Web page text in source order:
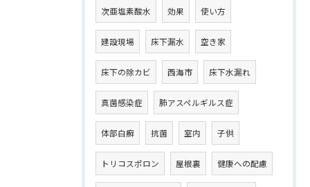
次亜塩素酸水 効果 使い方
建設現場 床下漏水 空き家
床下の除カビ 西海市 床下水漏れ
真菌感染症 肺アスペルギルス症
体部白癬 抗菌 室内 子供
トリコスポロン 屋根裏 健康への配慮